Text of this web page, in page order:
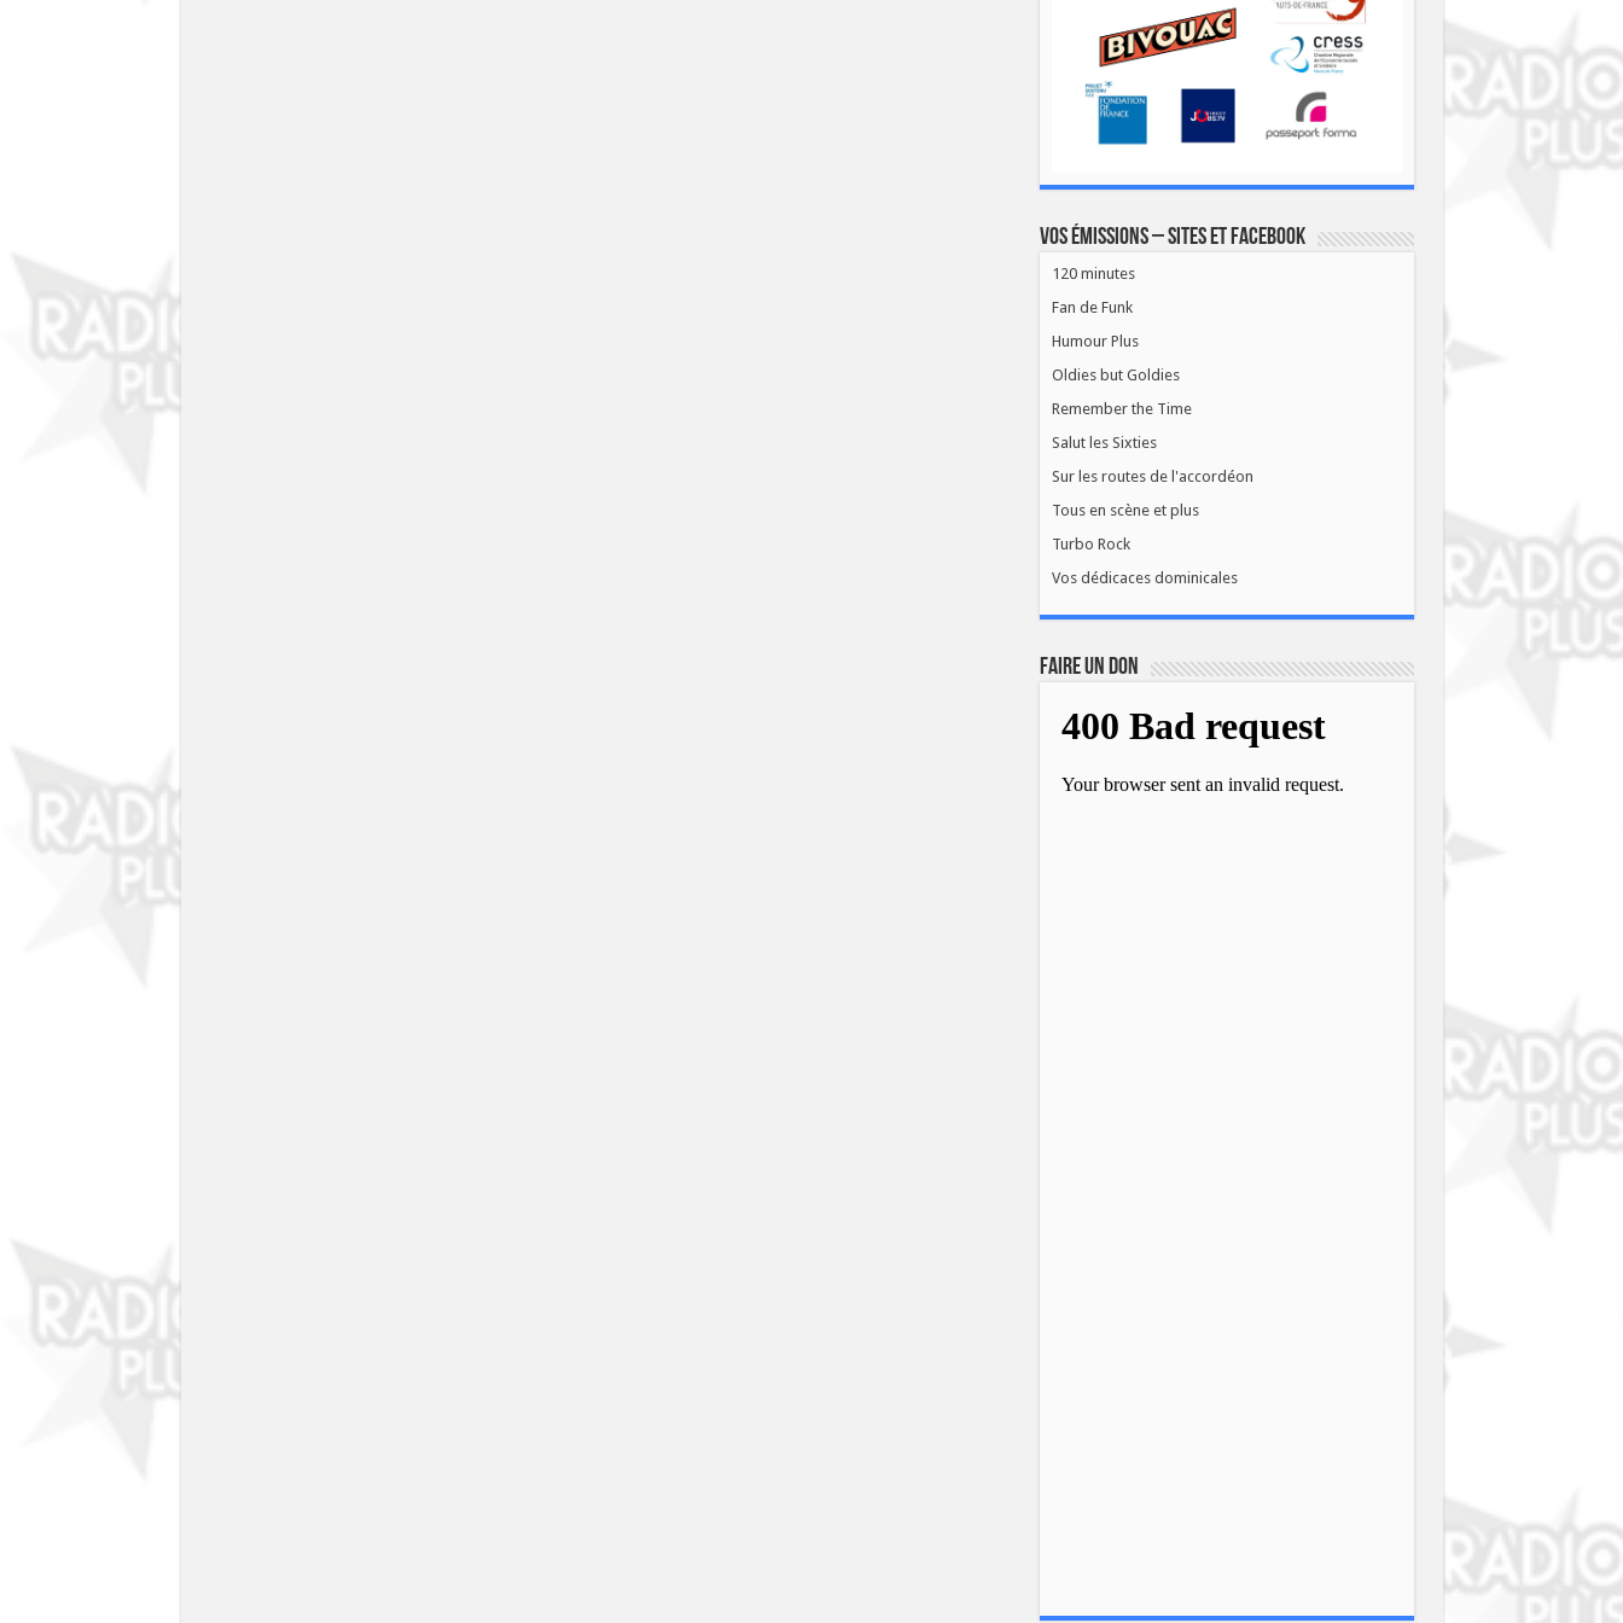
Vos émissions – Sites et Facebook
120 minutes
Fan de Funk
Humour Plus
Oldies but Goldies
Remember the Time
Salut les Sixties
Sur les routes de l'accordéon
Tous en scène et plus
Turbo Rock
Vos dédicaces dominicales
FAIRE UN DON